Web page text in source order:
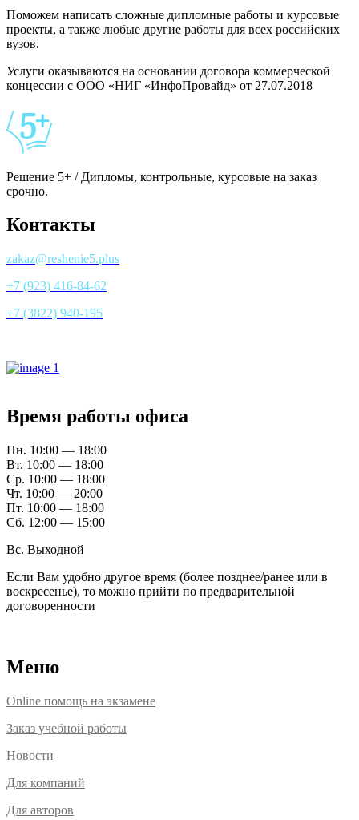
Поможем написать сложные дипломные работы и курсовые
проекты, а также любые другие работы для всех российских
вузов.
Услуги оказываются на основании договора коммерческой
концессии с ООО «НИГ «ИнфоПровайд» от 27.07.2018
Решение 5+ / Дипломы, контрольные, курсовые на заказ
срочно.
Контакты
zakaz@reshenie5.plus
+7 (923) 416-84-62
+7 (3822) 940-195
Время работы офиса
Пн. 10:00 — 18:00
Вт. 10:00 — 18:00
Ср. 10:00 — 18:00
Чт. 10:00 — 20:00
Пт. 10:00 — 18:00
Сб. 12:00 — 15:00
Вс. Выходной
Если Вам удобно другое время (более позднее/ранее или в
воскресенье), то можно прийти по предварительной
договоренности
Меню
Online помощь на экзамене
Заказ учебной работы
Новости
Для компаний
Для авторов